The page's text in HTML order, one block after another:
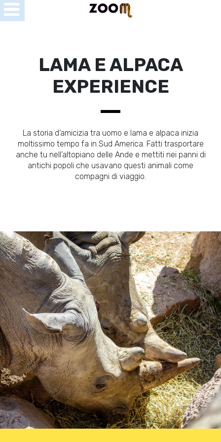
LAMA E ALPACA
EXPERIENCE
La storia d’amicizia tra uomo e lama e alpaca inizia
moltissimo tempo fa in Sud America. Fatti trasportare
anche tu nell’altopiano delle Ande e mettiti nei panni di
antichi popoli che usavano questi animali come
compagni di viaggio.